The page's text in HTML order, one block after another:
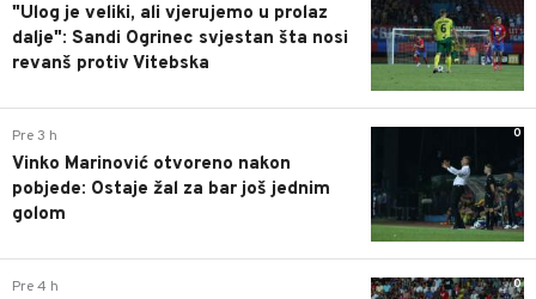
"Ulog je veliki, ali vjerujemo u prolaz
dalje": Sandi Ogrinec svjestan šta nosi
revanš protiv Vitebska
0
Pre 3 h
Vinko Marinović otvoreno nakon
pobjede: Ostaje žal za bar još jednim
golom
0
Pre 4 h